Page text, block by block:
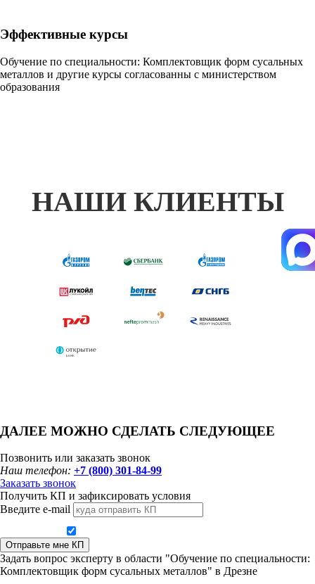
Эффективные курсы
Обучение по специальности: Комплектовщик форм сусальных
металлов и другие курсы согласованны с министерством
образования
НАШИ КЛИЕНТЫ
ДАЛЕЕ МОЖНО СДЕЛАТЬ СЛЕДУЮЩЕЕ
Позвонить или заказать звонок
Наш телефон: +7 (800) 301-84-99
Заказать звонок
Получить КП и зафиксировать условия
Введите e-mail
Отправьте мне КП
Задать вопрос эксперту в области "Обучение по специальности:
Комплектовщик форм сусальных металлов" в Дрезне